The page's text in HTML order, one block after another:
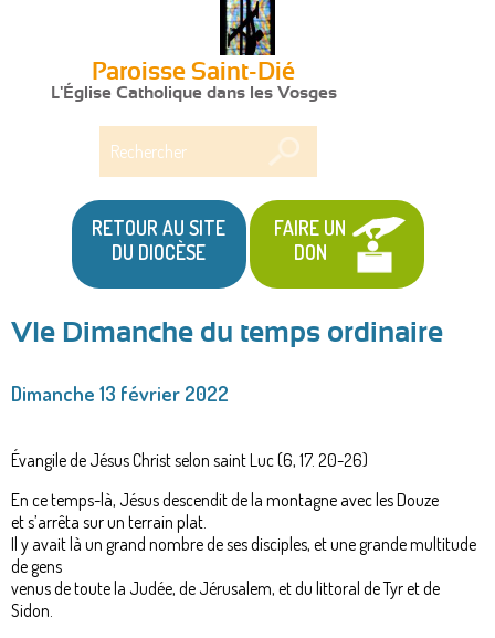
Paroisse Saint-Dié
L'Église Catholique dans les Vosges
RETOUR AU SITE
DU DIOCÈSE
FAIRE UN
DON
êtes
VIe Dimanche du temps ordinaire
Dimanche 13 février 2022
Évangile de Jésus Christ selon saint Luc (6, 17. 20-26)
En ce temps-là, Jésus descendit de la montagne avec les Douze
et s’arrêta sur un terrain plat.
Il y avait là un grand nombre de ses disciples, et une grande multitude
de gens
venus de toute la Judée, de Jérusalem, et du littoral de Tyr et de
Sidon.